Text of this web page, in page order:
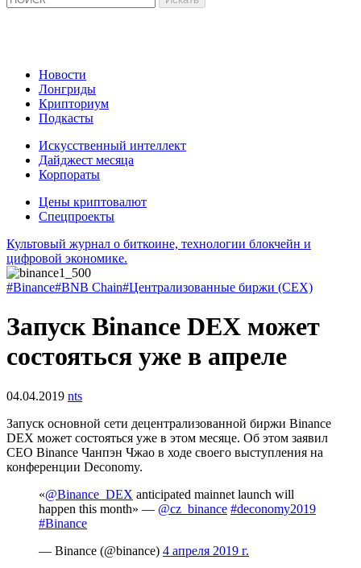
Новости
Лонгриды
Крипториум
Подкасты
Искусственный интеллект
Дайджест месяца
Корпораты
Цены криптовалют
Спецпроекты
Культовый журнал о биткоине, технологии блокчейн и
цифровой экономике.
#Binance#BNB Chain#Централизованные биржи (CEX)
Запуск Binance DEX может
состояться уже в апреле
04.04.2019 nts
Запуск основной сети децентрализованной биржи Binance
DEX может состояться уже в этом месяце. Об этом заявил
CEO Binance Чанпэн Чжао в ходе своего выступления на
конференции Deconomy.
«@Binance_DEX anticipated mainnet launch will
happen this month» — @cz_binance #deconomy2019
#Binance
— Binance (@binance) 4 апреля 2019 г.